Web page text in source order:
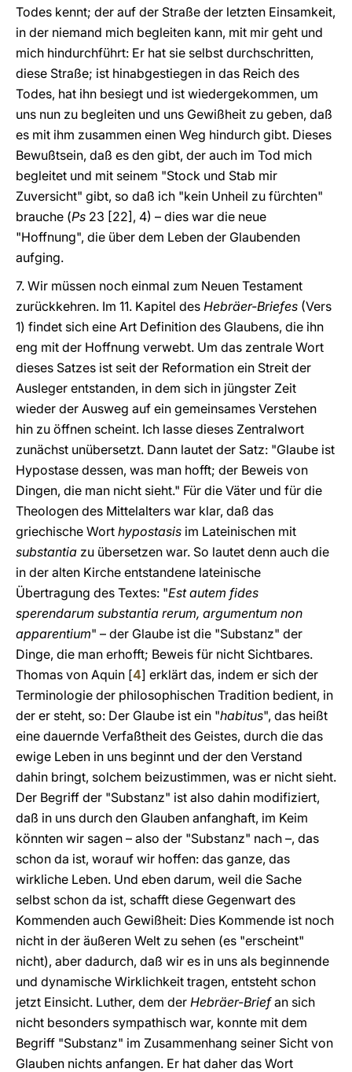
Todes kennt; der auf der Straße der letzten Einsamkeit,
in der niemand mich begleiten kann, mit mir geht und
mich hindurchführt: Er hat sie selbst durchschritten,
diese Straße; ist hinabgestiegen in das Reich des
Todes, hat ihn besiegt und ist wiedergekommen, um
uns nun zu begleiten und uns Gewißheit zu geben, daß
es mit ihm zusammen einen Weg hindurch gibt. Dieses
Bewußtsein, daß es den gibt, der auch im Tod mich
begleitet und mit seinem "Stock und Stab mir
Zuversicht" gibt, so daß ich "kein Unheil zu fürchten"
brauche (Ps 23 [22], 4) – dies war die neue
"Hoffnung", die über dem Leben der Glaubenden
aufging.
7. Wir müssen noch einmal zum Neuen Testament
zurückkehren. Im 11. Kapitel des Hebräer-Briefes (Vers
1) findet sich eine Art Definition des Glaubens, die ihn
eng mit der Hoffnung verwebt. Um das zentrale Wort
dieses Satzes ist seit der Reformation ein Streit der
Ausleger entstanden, in dem sich in jüngster Zeit
wieder der Ausweg auf ein gemeinsames Verstehen
hin zu öffnen scheint. Ich lasse dieses Zentralwort
zunächst unübersetzt. Dann lautet der Satz: "Glaube ist
Hypostase dessen, was man hofft; der Beweis von
Dingen, die man nicht sieht." Für die Väter und für die
Theologen des Mittelalters war klar, daß das
griechische Wort hypostasis im Lateinischen mit
substantia zu übersetzen war. So lautet denn auch die
in der alten Kirche entstandene lateinische
Übertragung des Textes: "Est autem fides
sperendarum substantia rerum, argumentum non
apparentium" – der Glaube ist die "Substanz" der
Dinge, die man erhofft; Beweis für nicht Sichtbares.
Thomas von Aquin [4] erklärt das, indem er sich der
Terminologie der philosophischen Tradition bedient, in
der er steht, so: Der Glaube ist ein "habitus", das heißt
eine dauernde Verfaßtheit des Geistes, durch die das
ewige Leben in uns beginnt und der den Verstand
dahin bringt, solchem beizustimmen, was er nicht sieht.
Der Begriff der "Substanz" ist also dahin modifiziert,
daß in uns durch den Glauben anfanghaft, im Keim
könnten wir sagen – also der "Substanz" nach –, das
schon da ist, worauf wir hoffen: das ganze, das
wirkliche Leben. Und eben darum, weil die Sache
selbst schon da ist, schafft diese Gegenwart des
Kommenden auch Gewißheit: Dies Kommende ist noch
nicht in der äußeren Welt zu sehen (es "erscheint"
nicht), aber dadurch, daß wir es in uns als beginnende
und dynamische Wirklichkeit tragen, entsteht schon
jetzt Einsicht. Luther, dem der Hebräer-Briefan sich
nicht besonders sympathisch war, konnte mit dem
Begriff "Substanz" im Zusammenhang seiner Sicht von
Glauben nichts anfangen. Er hat daher das Wort